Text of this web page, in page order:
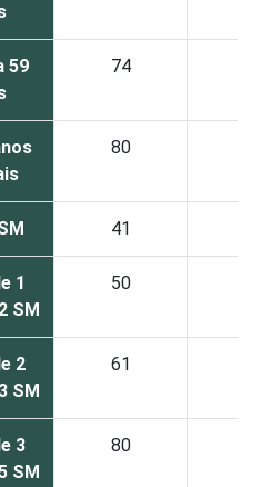
59
74
80
41
1
SM
50
2
SM
61
3
SM
80